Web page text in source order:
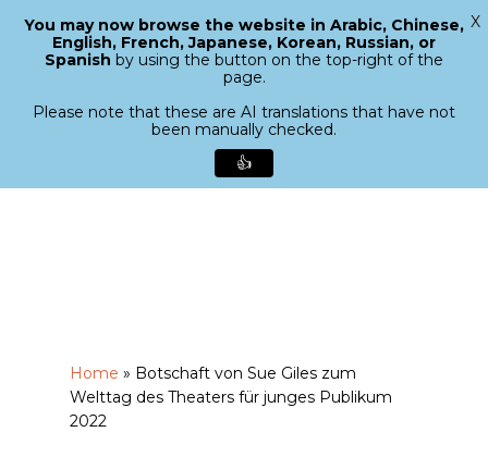
search
Menu
Home » Botschaft von Sue Giles zum
Welttag des Theaters für junges Publikum
2022
Close
You may now browse the website in Arabic, Chinese,
English, French, Japanese, Korean, Russian, or
Spanish by using the button on the top-right of the
page.
Please note that these are AI translations that have not
been manually checked.
👍
X